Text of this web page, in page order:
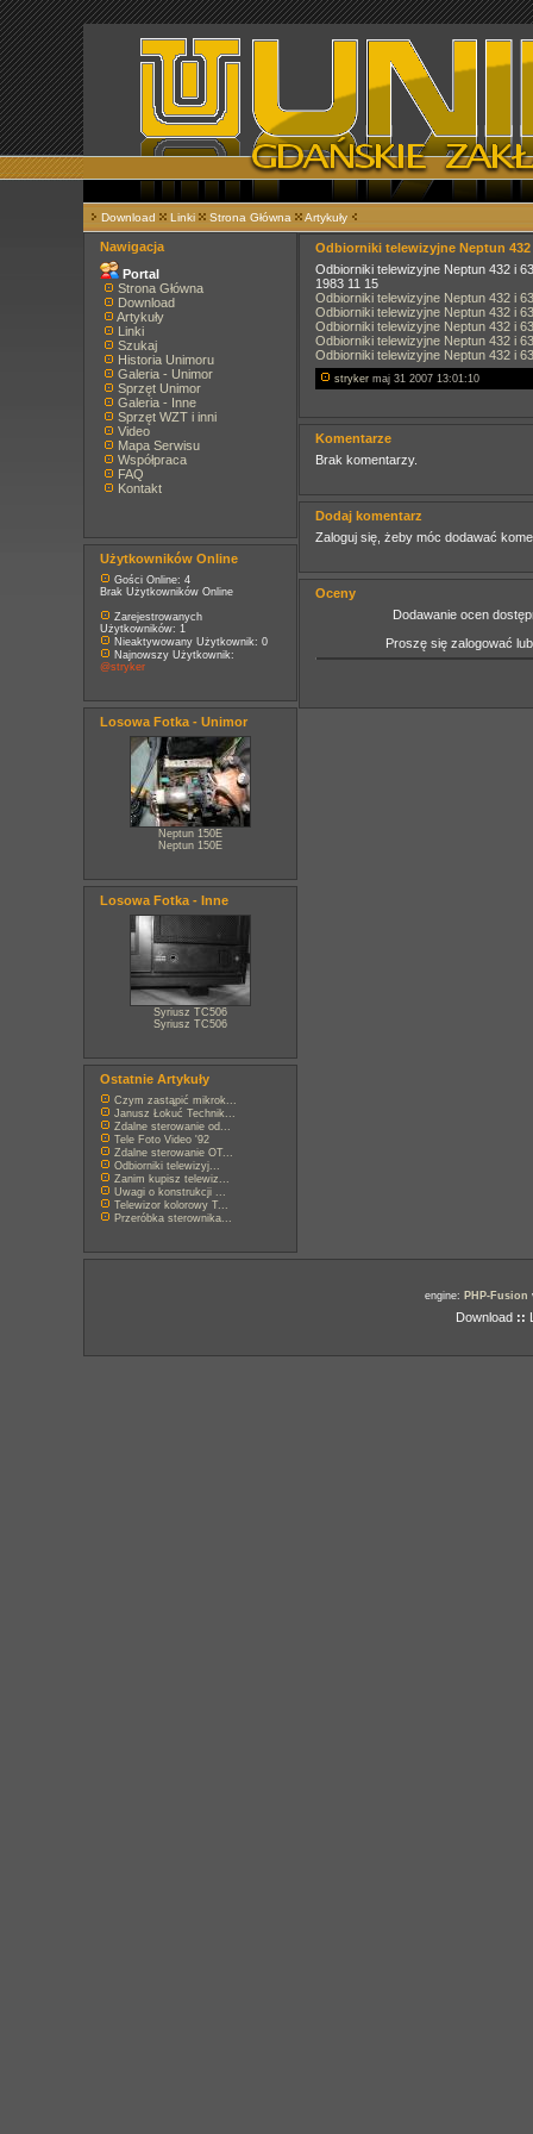
Download Linki Strona Główna Artykuły
Nawigacja
Portal
Strona Główna
Download
Artykuły
Linki
Szukaj
Historia Unimoru
Galeria - Unimor
Sprzęt Unimor
Galeria - Inne
Sprzęt WZT i inni
Video
Mapa Serwisu
Współpraca
FAQ
Kontakt
Użytkowników Online
Gości Online: 4
Brak Użytkowników Online
Zarejestrowanych
Użytkowników: 1
Nieaktywowany Użytkownik: 0
Najnowszy Użytkownik:
@stryker
Losowa Fotka - Unimor
Neptun 150E
Neptun 150E
Losowa Fotka - Inne
Syriusz TC506
Syriusz TC506
Ostatnie Artykuły
Czym zastąpić mikrok...
Janusz Łokuć Technik...
Zdalne sterowanie od...
Tele Foto Video '92
Zdalne sterowanie OT...
Odbiorniki telewizyj...
Zanim kupisz telewiz...
Uwagi o konstrukcji ...
Telewizor kolorowy T...
Przeróbka sterownika...
Odbiorniki telewizyjne Neptun 432
Odbiorniki telewizyjne Neptun 432 i
1983 11 15
Odbiorniki telewizyjne Neptun 432 i
Odbiorniki telewizyjne Neptun 432 i
Odbiorniki telewizyjne Neptun 432 i
Odbiorniki telewizyjne Neptun 432 i
Odbiorniki telewizyjne Neptun 432 i
stryker maj 31 2007 13:01:10
Komentarze
Brak komentarzy.
Dodaj komentarz
Zaloguj się, żeby móc dodawać
Oceny
Dodawanie ocen
Proszę się zalogować
engine: PHP-Fusion
Download ::